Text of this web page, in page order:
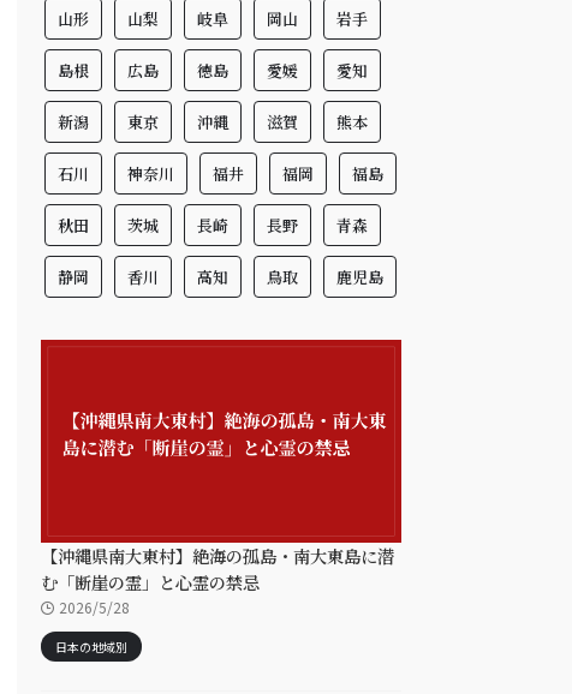
山形 山梨 岐阜 岡山 岩手
島根 広島 徳島 愛媛 愛知
新潟 東京 沖縄 滋賀 熊本
石川 神奈川 福井 福岡 福島
秋田 茨城 長崎 長野 青森
静岡 香川 高知 鳥取 鹿児島
【沖縄県南大東村】絶海の孤島・南大東島に潜
む「断崖の霊」と心霊の禁忌
2026/5/28
日本の地域別